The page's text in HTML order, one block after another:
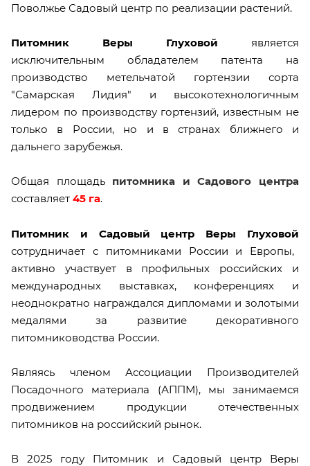
Поволжье Садовый центр по реализации растений.
Питомник Веры Глуховой является
исключительным обладателем патента на
производство метельчатой гортензии сорта
"Самарская Лидия" и высокотехнологичным
лидером по производству гортензий, известным не
только в России, но и в странах ближнего и
дальнего зарубежья.
Общая площадь питомника и Садового центра
составляет 45 га.
Питомник и Садовый центр Веры Глуховой
сотрудничает с питомниками России и Европы,
активно участвует в профильных российских и
международных выставках, конференциях и
неоднократно награждался дипломами и золотыми
медалями за развитие декоративного
питомниководства России.
Являясь членом Ассоциации Производителей
Посадочного материала (АППМ), мы занимаемся
продвижением продукции отечественных
питомников на российский рынок.
В 2025 году Питомник и Садовый центр Веры